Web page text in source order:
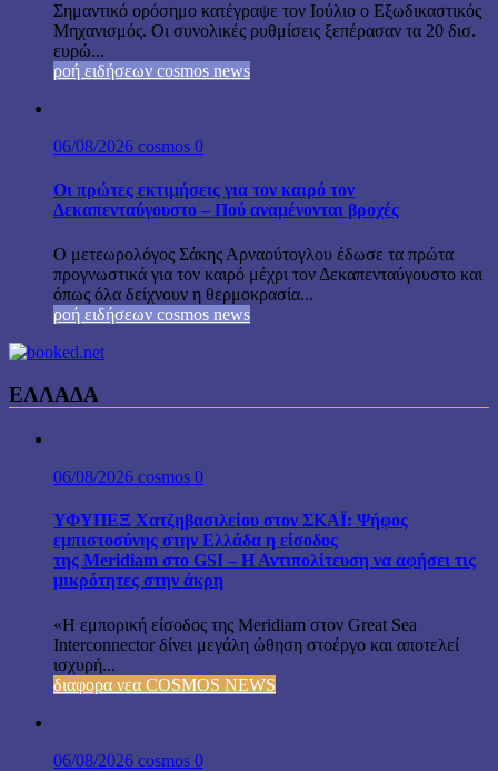
Σημαντικό ορόσημο κατέγραψε τον Ιούλιο ο Εξωδικαστικός
Μηχανισμός. Οι συνολικές ρυθμίσεις ξεπέρασαν τα 20 δισ.
ευρώ...
ροή ειδήσεων cosmos news
06/08/2026 cosmos 0
Οι πρώτες εκτιμήσεις για τον καιρό τον
Δεκαπενταύγουστο – Πού αναμένονται βροχές
Ο μετεωρολόγος Σάκης Αρναούτογλου έδωσε τα πρώτα
προγνωστικά για τον καιρό μέχρι τον Δεκαπενταύγουστο και
όπως όλα δείχνουν η θερμοκρασία...
ροή ειδήσεων cosmos news
ΕΛΛΑΔΑ
06/08/2026 cosmos 0
ΥΦΥΠΕΞ Χατζηβασιλείου στον ΣΚΑΪ: Ψήφος
εμπιστοσύνης στην Ελλάδα η είσοδος
της Meridiam στο GSI – Η Αντιπολίτευση να αφήσει τις
μικρότητες στην άκρη
«Η εμπορική είσοδος της Meridiam στον Great Sea
Interconnector δίνει μεγάλη ώθηση στοέργο και αποτελεί
ισχυρή...
διαφορα νεα COSMOS NEWS
06/08/2026 cosmos 0